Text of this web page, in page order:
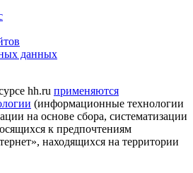
данных
hh.ru применяются
(информационные технологии
на основе сбора, систематизации
к предпочтениям
находящихся на территории